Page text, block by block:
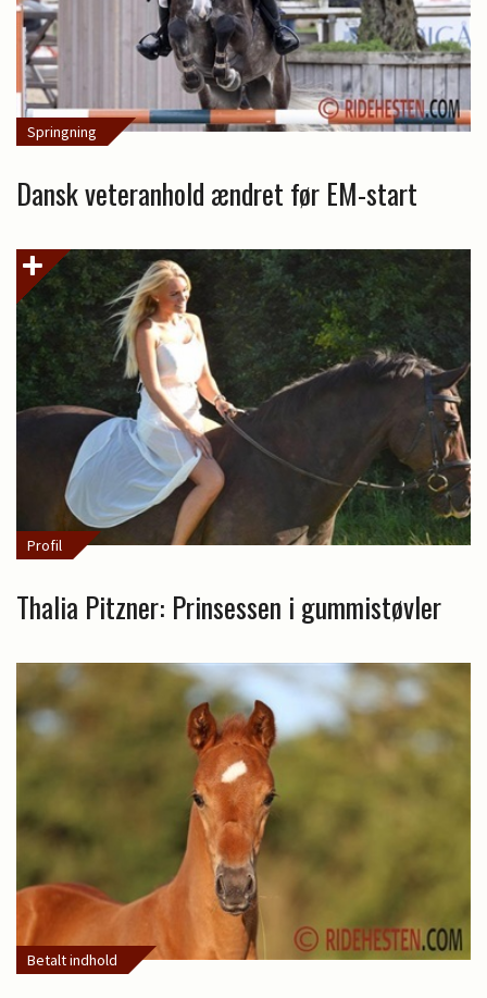
Springning
Dansk veteranhold ændret før EM-start
Profil
Thalia Pitzner: Prinsessen i gummistøvler
Betalt indhold